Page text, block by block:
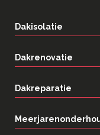
Dakisolatie
Dakrenovatie
Dakreparatie